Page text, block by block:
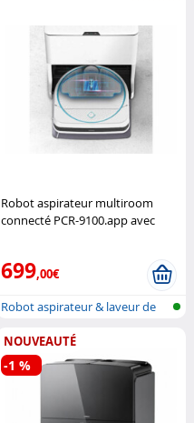
Robot aspirateur multiroom
connecté PCR-9100.app avec
699,00€
Robot aspirateur & laveur de
NOUVEAUTÉ
-1 %